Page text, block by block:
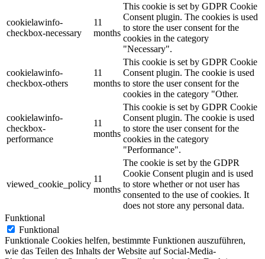
cookielawinfo-
checkbox-necessary
11
months
This cookie is set by GDPR Cookie
Consent plugin. The cookies is used
to store the user consent for the
cookies in the category
"Necessary".
cookielawinfo-
checkbox-others
11
months
This cookie is set by GDPR Cookie
Consent plugin. The cookie is used
to store the user consent for the
cookies in the category "Other.
cookielawinfo-
checkbox-
performance
11
months
This cookie is set by GDPR Cookie
Consent plugin. The cookie is used
to store the user consent for the
cookies in the category
"Performance".
viewed_cookie_policy
11
months
The cookie is set by the GDPR
Cookie Consent plugin and is used
to store whether or not user has
consented to the use of cookies. It
does not store any personal data.
Funktional
Funktional
Funktionale Cookies helfen, bestimmte Funktionen auszuführen,
wie das Teilen des Inhalts der Website auf Social-Media-